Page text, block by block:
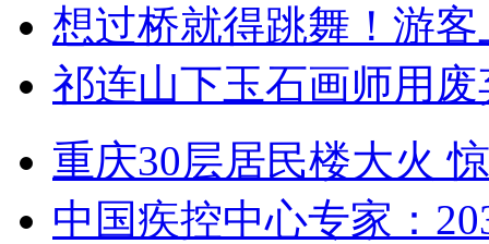
想过桥就得跳舞！游客
祁连山下玉石画师用
重庆30层居民楼大火
中国疾控中心专家：